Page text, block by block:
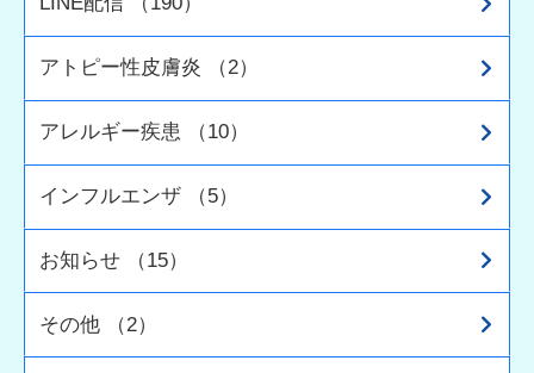
アトピー性皮膚炎 （2）
アレルギー疾患 （10）
インフルエンザ （5）
お知らせ （15）
その他 （2）